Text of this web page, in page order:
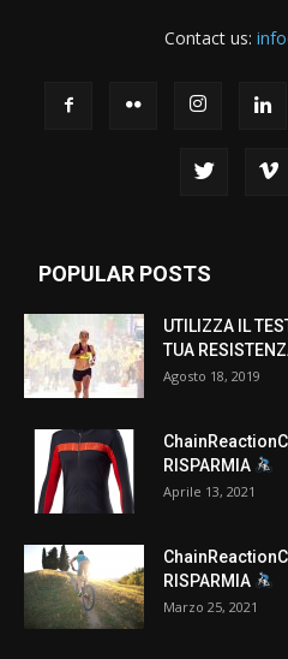
Contact us:
POPULAR POSTS
UTILIZZA IL
TUA
Agosto 18, 2019
RISPARMIA
Aprile 13, 2021
RISPARMIA
Marzo 25, 2021